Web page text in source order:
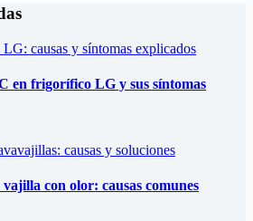
en frigorífico LG y sus síntomas
con olor: causas comunes